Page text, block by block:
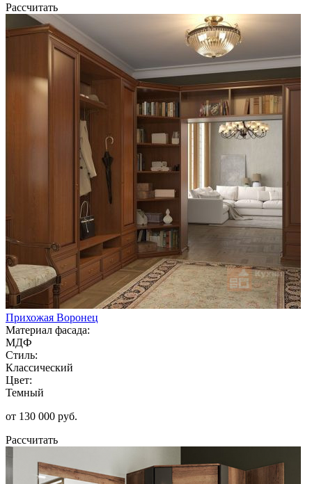
Рассчитать
Прихожая Воронец
Материал фасада:
МДФ
Стиль:
Классический
Цвет:
Темный
от 130 000 руб.
Рассчитать